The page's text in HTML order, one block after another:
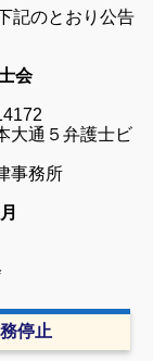
記のとおり公告
会
弁護士ビ
務所
月
停止